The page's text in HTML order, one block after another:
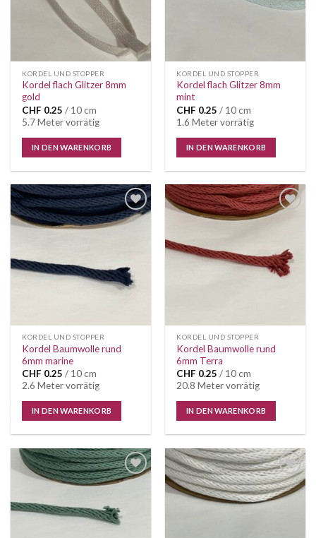
KORDEL UND STOPPER
Kordel flach Glitzer 8mm
gold
CHF 0.25 / 10 cm
5.7 Meter vorrätig
IN DEN WARENKORB
KORDEL UND STOPPER
Kordel flach Glitzer 8mm
mint
CHF 0.25 / 10 cm
1.6 Meter vorrätig
IN DEN WARENKORB
Auf die
Wunschliste
KORDEL UND STOPPER
Kordel Baumwolle rund
6mm marine
CHF 0.25 / 10 cm
2.6 Meter vorrätig
IN DEN WARENKORB
Auf die
KORDEL UND STOPPER
Kordel Baumwolle rund
6mm Terra
CHF 0.25 / 10 cm
20.8 Meter vorrätig
IN DEN WARENKORB
Auf die
Auf die
Wunschliste